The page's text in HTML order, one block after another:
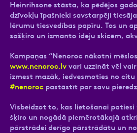
Heinrihsone stāsta, ka pēdējos
dzīvokļu īpašnieki savstarpēji
lērumu tiesvedības papīru. Tos un
sašķiro un izmanto ideju skicēm,
Kampaņas “Nenoroc nākotni
www.nenoroc.lv vari uzzināt vēl
izmest mazāk, iedvesmoties no citu
#nenoroc pastāstīt par savu
Visbeidzot to, kas lietošanai patiesi
šķiro un nogādā piemērotākajā
pārstrādei derīgo pārstrādātu un